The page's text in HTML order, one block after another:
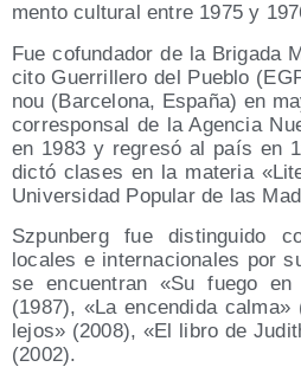
men­to cul­tu­ral entre 1975 y
Fue cofun­da­dor de la Bri­ga­da
ci­to Gue­rri­lle­ro del Pue­blo
nou (Bar­ce­lo­na, Espa­ña) en
corres­pon­sal de la Agen­cia
en 1983 y regre­só al país en
dic­tó cla­ses en la mate­ria
Uni­ver­si­dad Popu­lar de las
Szpun­berg fue dis­tin­gui­do
loca­les e inter­na­cio­na­les por
se encuen­tran «Su fue­go
(1987), «La encen­di­da
lejos» (2008), «El libro de
(2002).